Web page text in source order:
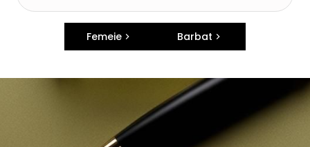
Femeie Barbat